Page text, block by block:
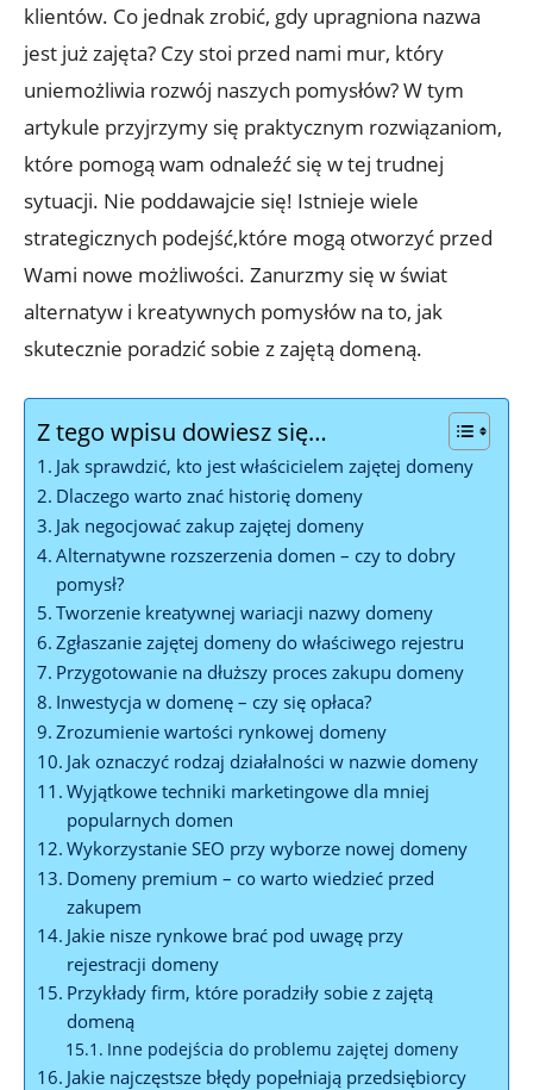
klientów. Co jednak zrobić, gdy upragniona nazwa
jest już zajęta? Czy stoi przed nami mur, który
uniemożliwia rozwój naszych pomysłów? W tym
artykule przyjrzymy się praktycznym rozwiązaniom,
które pomogą wam odnaleźć się w tej trudnej
sytuacji. Nie poddawajcie się! Istnieje wiele
strategicznych podejść,które mogą otworzyć przed
Wami nowe możliwości. Zanurzmy się w świat
alternatyw i kreatywnych pomysłów na to, jak
skutecznie poradzić sobie z zajętą domeną.
Z tego wpisu dowiesz się…
Jak sprawdzić, kto jest właścicielem zajętej domeny
Dlaczego warto znać historię domeny
Jak negocjować zakup zajętej domeny
Alternatywne rozszerzenia domen – czy to dobry
pomysł?
Tworzenie kreatywnej wariacji nazwy domeny
Zgłaszanie zajętej domeny do właściwego rejestru
Przygotowanie na dłuższy proces zakupu domeny
Inwestycja w domenę – czy się opłaca?
Zrozumienie wartości rynkowej domeny
Jak oznaczyć rodzaj działalności w nazwie domeny
Wyjątkowe techniki marketingowe dla mniej
popularnych domen
Wykorzystanie SEO przy wyborze nowej domeny
Domeny premium – co warto wiedzieć przed
zakupem
Jakie nisze rynkowe brać pod uwagę przy
rejestracji domeny
Przykłady firm, które poradziły sobie z zajętą
domeną
Inne podejścia do problemu zajętej domeny
Jakie najczęstsze błędy popełniają przedsiębiorcy